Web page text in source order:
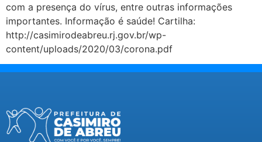
com a presença do vírus, entre outras informações
importantes. Informação é saúde! Cartilha:
http://casimirodeabreu.rj.gov.br/wp-
content/uploads/2020/03/corona.pdf